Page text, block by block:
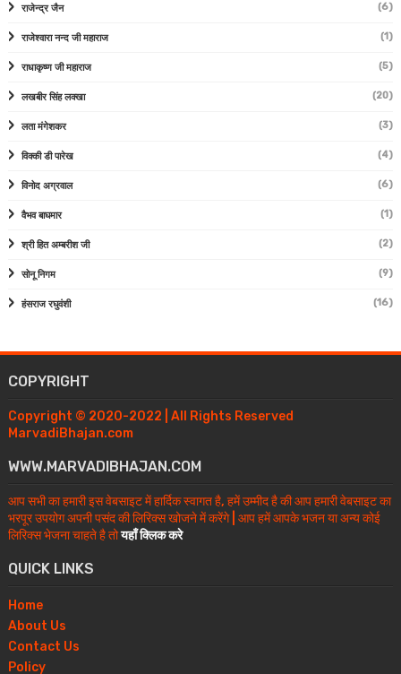
राजेन्द्र जैन (6)
राजेश्वारा नन्द जी महाराज (1)
राधाकृष्ण जी महाराज (5)
लखबीर सिंह लक्खा (20)
लता मंगेशकर (3)
विक्की डी पारेख (4)
विनोद अग्रवाल (6)
वैभव बाघमार (1)
श्री हित अम्बरीश जी (2)
सोनू निगम (9)
हंसराज रघुवंशी (16)
COPYRIGHT
Copyright © 2020-2022 | All Rights Reserved
MarvadiBhajan.com
WWW.MARVADIBHAJAN.COM
आप सभी का हमारी इस वेबसाइट में हार्दिक स्वागत है, हमें उम्मीद है की आप हमारी वेबसाइट का
भरपूर उपयोग अपनी पसंद की लिरिक्स खोजने में करेंगे | आप हमें आपके भजन या अन्य कोई
लिरिक्स भेजना चाहते है तोयहाँ क्लिक करे
QUICK LINKS
Home
About Us
Contact Us
Policy